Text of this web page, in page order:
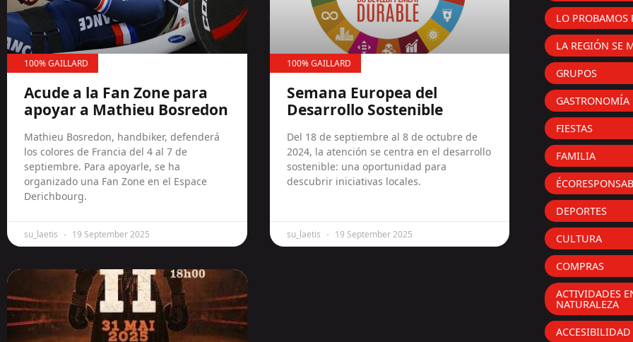
100% GAILLARD
Acude a la Fan Zone para
apoyar a Mathieu Bosredon
Mathieu Bosredon, handbiker, defenderá
los colores de Francia del 4 al 7 de
septiembre. Para apoyarle, se ha
organizado una Fan Zone en el Espace
Derichbourg.
su_laetis 19 September 2025
100% GAILLARD
Semana Europea del
Desarrollo Sostenible
Del 18 de septiembre al 8 de octubre de
2024, la atención se centra en el desarrollo
sostenible: una oportunidad para
descubrir iniciativas locales.
su_laetis 19 September 2025
LO PROBAMOS
LA REGIÓN SE
GRUPOS
GASTRONOMÍA
FIESTAS
FAMILIA
DEPORTES
CULTURA
COMPRAS
ACTIVIDADES
NATURALEZA
ACCESIBILIDAD